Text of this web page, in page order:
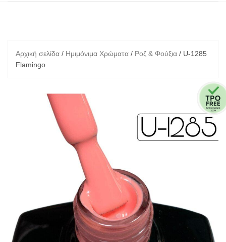
Αρχική σελίδα / Ημιμόνιμα Χρώματα / Ροζ & Φούξια / U-1285
Flamingo